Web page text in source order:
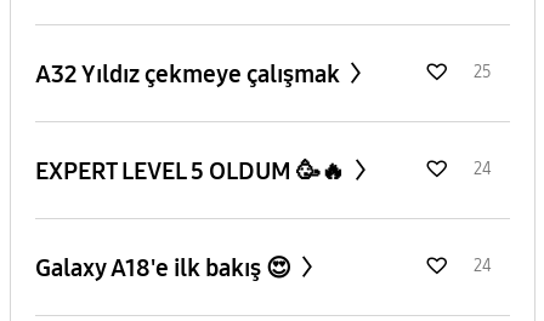
A32 Yıldız çekmeye çalışmak 25
EXPERT LEVEL 5 OLDUM 🥳🔥 24
Galaxy A18'e ilk bakış 😍 24